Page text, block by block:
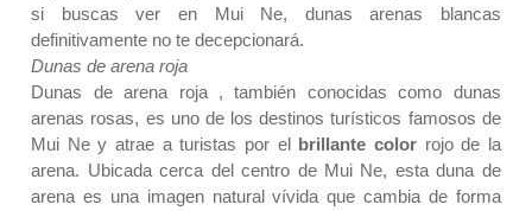
si buscas ver en Mui Ne, dunas arenas blancas
definitivamente no te decepcionará.
Dunas de arena roja
Dunas de arena roja , también conocidas como dunas
arenas rosas, es uno de los destinos turísticos famosos de
Mui Ne y atrae a turistas por el brillante colorrojo de la
arena. Ubicada cerca del centro de Mui Ne, esta duna de
arena es una imagen natural vívida que cambia de forma